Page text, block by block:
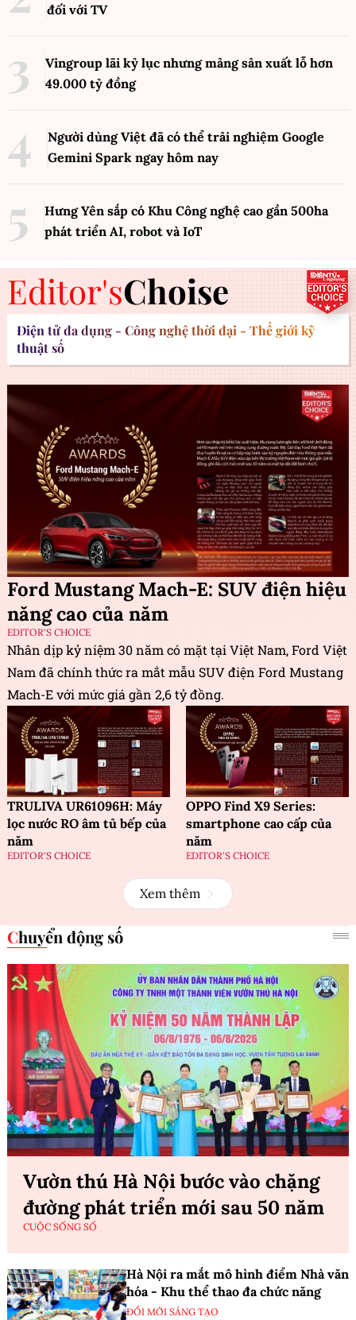
đối với TV
Vingroup lãi kỷ lục nhưng mảng sản xuất lỗ hơn
49.000 tỷ đồng
Người dùng Việt đã có thể trải nghiệm Google
Gemini Spark ngay hôm nay
Hưng Yên sắp có Khu Công nghệ cao gần 500ha
phát triển AI, robot và IoT
Editor'sChoise
Điện tử đa dụng - Công nghệ thời đại - Thế giới kỹ
thuật số
Ford Mustang Mach-E: SUV điện hiệu
năng cao của năm
EDITOR'S CHOICE
Nhân dịp kỷ niệm 30 năm có mặt tại Việt Nam, Ford Việt
Nam đã chính thức ra mắt mẫu SUV điện Ford Mustang
Mach-E với mức giá gần 2,6 tỷ đồng.
TRULIVA UR61096H: Máy
lọc nước RO âm tủ bếp của
năm
EDITOR'S CHOICE
OPPO Find X9 Series:
smartphone cao cấp của
năm
EDITOR'S CHOICE
Xem thêm
Chuyển động số
Vườn thú Hà Nội bước vào chặng
đường phát triển mới sau 50 năm
CUỘC SỐNG SỐ
Hà Nội ra mắt mô hình điểm Nhà văn
hóa - Khu thể thao đa chức năng
ĐỔI MỚI SÁNG TẠO